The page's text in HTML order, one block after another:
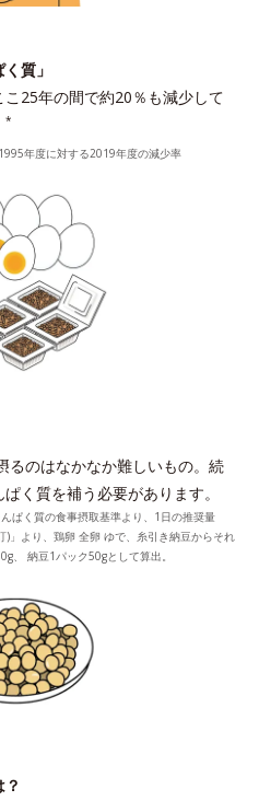
質」
25年の間で約20％も減少して
*
年度に対する2019年度の減少率
るのはなかなか難しいもの。続
く質を補う必要があります。
ぱく質の食事摂取基準より、1日の推奨量
」より、鶏卵 全卵 ゆで、糸引き納豆からそれ
、 納豆1パック50gとして算出。